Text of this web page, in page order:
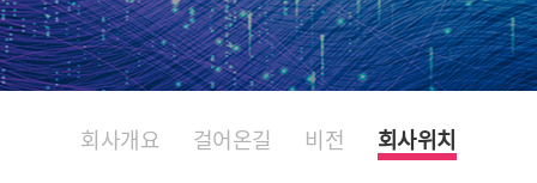
회사개요 걸어온길 비전 회사위치